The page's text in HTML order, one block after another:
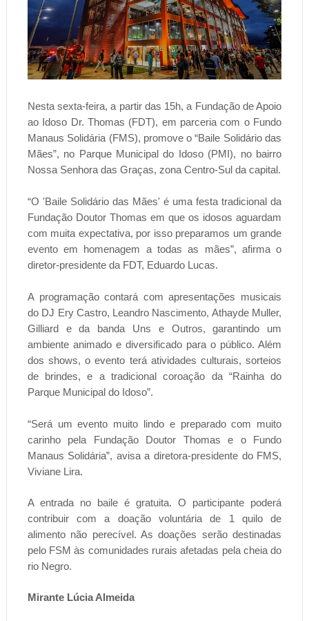
Nesta sexta-feira, a partir das 15h, a Fundação de Apoio
ao Idoso Dr. Thomas (FDT), em parceria com o Fundo
Manaus Solidária (FMS), promove o “Baile Solidário das
Mães”, no Parque Municipal do Idoso (PMI), no bairro
Nossa Senhora das Graças, zona Centro-Sul da capital.
“O 'Baile Solidário das Mães' é uma festa tradicional da
Fundação Doutor Thomas em que os idosos aguardam
com muita expectativa, por isso preparamos um grande
evento em homenagem a todas as mães”, afirma o
diretor-presidente da FDT, Eduardo Lucas.
A programação contará com apresentações musicais
do DJ Ery Castro, Leandro Nascimento, Athayde Muller,
Gilliard e da banda Uns e Outros, garantindo um
ambiente animado e diversificado para o público. Além
dos shows, o evento terá atividades culturais, sorteios
de brindes, e a tradicional coroação da “Rainha do
Parque Municipal do Idoso”.
“Será um evento muito lindo e preparado com muito
carinho pela Fundação Doutor Thomas e o Fundo
Manaus Solidária”, avisa a diretora-presidente do FMS,
Viviane Lira.
A entrada no baile é gratuita. O participante poderá
contribuir com a doação voluntária de 1 quilo de
alimento não perecível. As doações serão destinadas
pelo FSM às comunidades rurais afetadas pela cheia do
rio Negro.
Mirante Lúcia Almeida